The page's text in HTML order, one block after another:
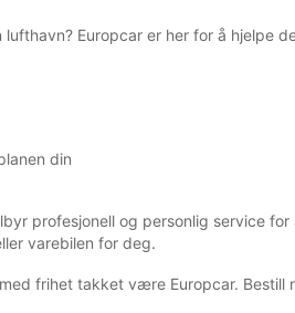
lufthavn? Europcar er her for å
din
profesjonell og personlig service
varebilen for deg.
frihet takket være Europcar.